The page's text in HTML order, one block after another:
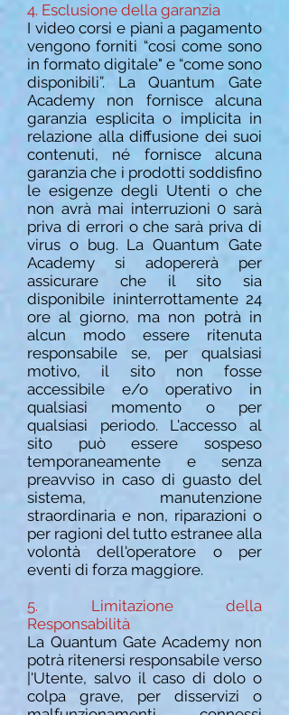
4. Esclusione della garanzia
I video corsi e piani a pagamento
vengono forniti “cosi come sono
in formato digitale" e “come sono
disponibili”. La Quantum Gate
Academy non fornisce alcuna
garanzia esplicita o implicita in
relazione alla diffusione dei suoi
contenuti, né fornisce alcuna
garanzia che i prodotti soddisfino
le esigenze degli Utenti o che
non avrà mai interruzioni 0 sarà
priva di errori o che sarà priva di
virus o bug. La Quantum Gate
Academy si adopererà per
assicurare che il sito sia
disponibile ininterrottamente 24
ore al giorno, ma non potrà in
alcun modo essere ritenuta
responsabile se, per qualsiasi
motivo, il sito non fosse
accessibile e/o operativo in
qualsiasi momento o per
qualsiasi periodo. L'accesso al
sito può essere sospeso
temporaneamente e senza
preavviso in caso di guasto del
sistema, manutenzione
straordinaria e non, riparazioni o
per ragioni del tutto estranee alla
volontà dell'operatore o per
eventi di forza maggiore.
5. Limitazione della
Responsabilità
La Quantum Gate Academynon
potrà ritenersi responsabile verso
|'Utente, salvo il caso di dolo o
colpa grave, per disservizi o